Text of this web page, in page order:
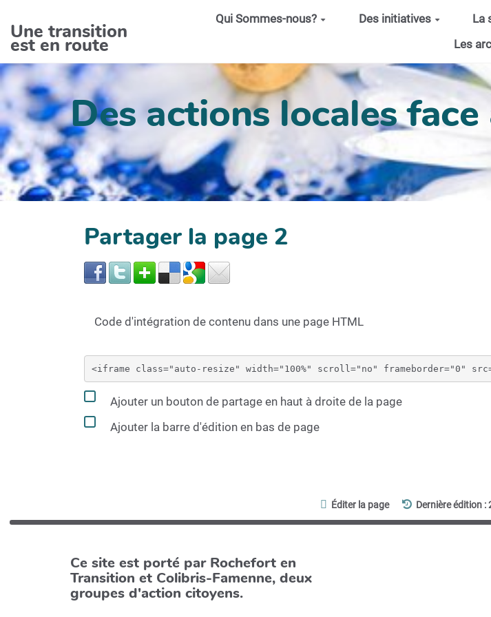
Une transition
est en route
Qui Sommes-nous? Des initiatives La
Les
Des actions locales
Partager la page 2
Code d'intégration de contenu dans une page HTML
Ajouter un bouton de partage en haut à droite de la page
Ajouter la barre d'édition en bas de page
Éditer la page Dernière édition :
Ce site est porté par Rochefort en
Transition et Colibris-Famenne, deux
groupes d'action citoyens.